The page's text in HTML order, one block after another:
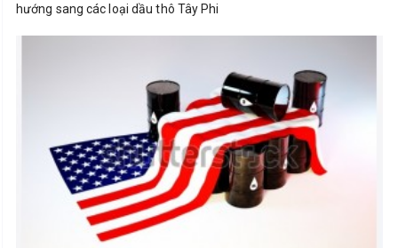
hướng sang các loại dầu thô Tây Phi